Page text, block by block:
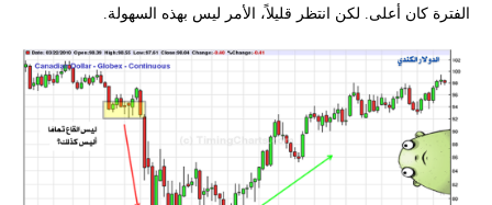
الفترة كان أعلى. لكن انتظر قليلاً، الأمر ليس بهذه السهولة.